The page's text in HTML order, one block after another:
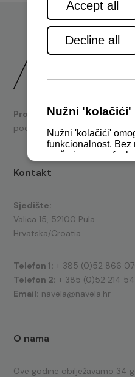
Prodajabrodskih motora i
podrška.
Kontakt
Sjedište:
Valica 15, 52100 Pula
Hrvatska/Croatia
Telefon 1: + 385 (0)52 866
Telefon 2: + 385 (0)52 214
Email: navela@navela.hr
O nama
Ove godine obilježavamo 34